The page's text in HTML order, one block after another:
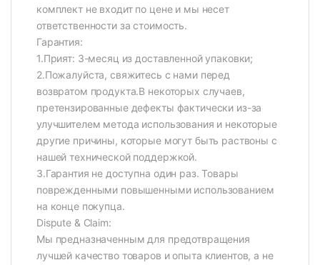
комплект не входит по цене и мы несет
ответственности за стоимость.
Гарантия:
1.Прият: 3-месяц из доставленной упаковки;
2.Пожалуйста, свяжитесь с нами перед
возвратом продукта.В некоторых случаев,
претензированные дефекты фактически из-за
улучшителем метода использования и некоторые
другие причины, которые могут быть раствоны с
нашей технической поддержкой.
3.Гарантия не доступна один раз. Товары
поврежденными повышенными использованием
на конце покупца.
Dispute & Claim:
Мы предназначенным для предотвращения
лучшей качество товаров и опыта клиентов, а не